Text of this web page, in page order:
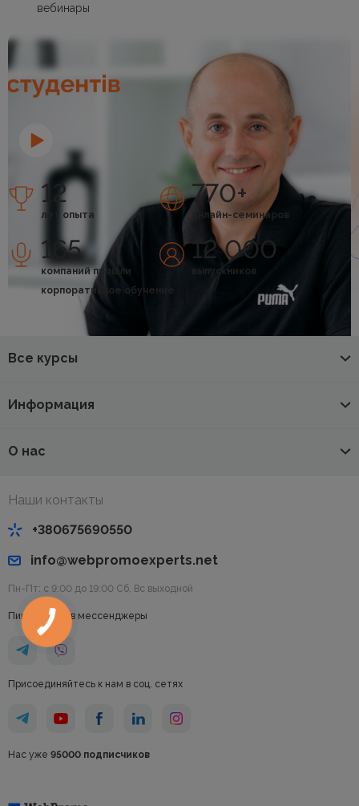
вебинары
12
лет опыта
770+
онлайн-семинаров
165
компаний прошли
корпоративное обучение
12 000
выпускников
Все курсы
Информация
О нас
Наши контакты
+380675690550
info@webpromoexperts.net
Пн-Пт: с 9:00 до 19:00 Cб, Вс выходной
Пишите нам в мессенджеры
Присоединяйтесь к нам в соц. сетях
Нас уже 95000 подписчиков